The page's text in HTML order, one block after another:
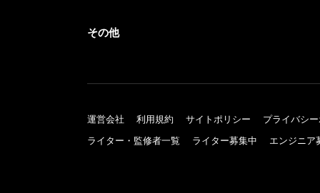
その他
運営会社 利用規約 サイトポリシー
プライバシ
ライター・監修者一覧
ライター募集中 エンジニア